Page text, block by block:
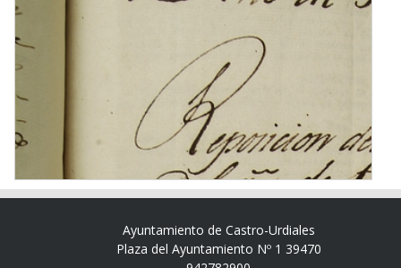
Ayuntamiento de Castro-Urdiales
Plaza del Ayuntamiento Nº 1 39470